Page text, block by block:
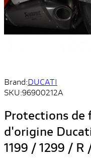
Brand:DUCATI
SKU:96900212A
Protections de
d'origine
1199 / 1299 / R